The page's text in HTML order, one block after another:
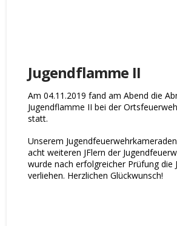
Jugendflamme II
Am 04.11.2019 fand am Abend die
Jugendflamme II bei der
statt.
Unserem
acht weiteren JFlern der
wurde nach erfolgreicher Prüfung die
verliehen. Herzlichen Glückwunsch!